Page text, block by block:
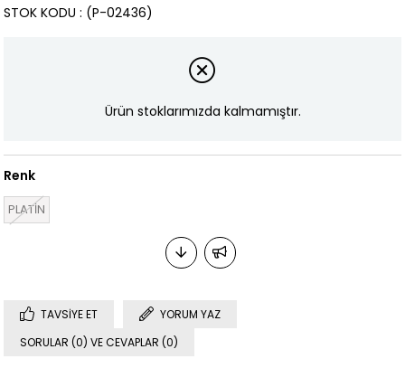
(P-02436)
STOK KODU
Ürün stoklarımızda kalmamıştır.
Renk
PLATİN
TAVSIYE ET
YORUM YAZ
SORULAR (0) VE CEVAPLAR (0)